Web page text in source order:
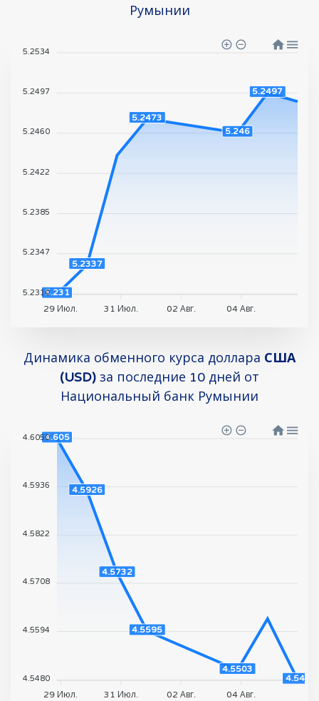
Румынии
29 Июл. 31 Июл. 02 Авг. 04 Авг.
5.231
5.2337
5.2473
5.246
5.2497
5.2534
5.2497
5.2460
5.2422
5.2385
5.2347
5.2310
Динамика обменного курса доллара США
(USD) за последние 10 дней от
Национальный банк Румынии
29 Июл. 31 Июл. 02 Авг. 04 Авг.
4.605
4.5926
4.5732
4.5595
4.5503
4.548
4.6050
4.5936
4.5822
4.5708
4.5594
4.5480